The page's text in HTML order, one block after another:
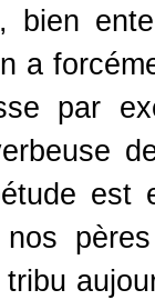
bien
a
par
est